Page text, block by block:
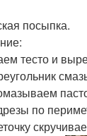
посыпка.
тесто и
по